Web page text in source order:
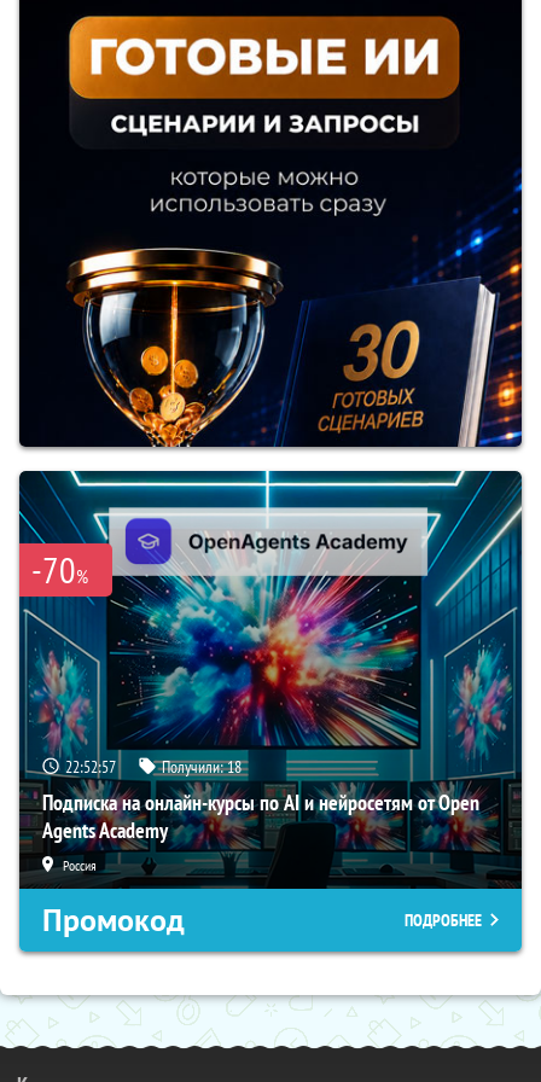
-70%
22:52:56 Получили:18
Подписка на онлайн-курсы по AI и нейросетям от Open
Agents Academy
Россия
Промокод ПОДРОБНЕЕ